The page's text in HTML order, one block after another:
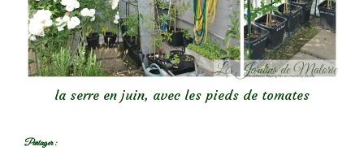
la serre en juin, avec les pieds de tomates
Partager :